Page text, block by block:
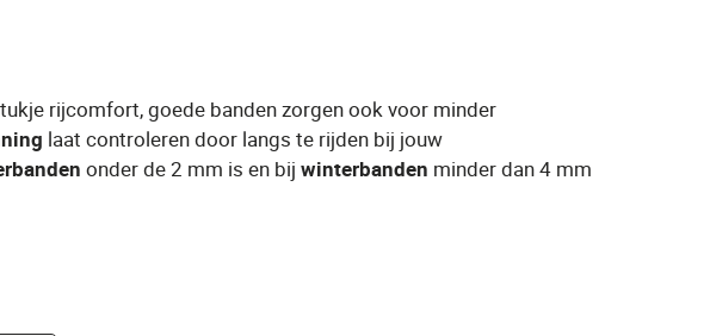
rijcomfort, goede banden zorgen ook voor minder
laat controleren door langs te rijden bij jouw
onder de 2 mm is en bij winterbanden minder dan 4 mm